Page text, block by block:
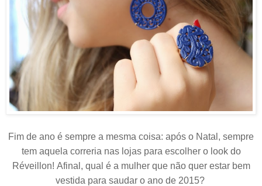
Fim de ano é sempre a mesma coisa: após o Natal, sempre
tem aquela correria nas lojas para escolher o look do
Réveillon! Afinal, qual é a mulher que não quer estar bem
vestida para saudar o ano de 2015?